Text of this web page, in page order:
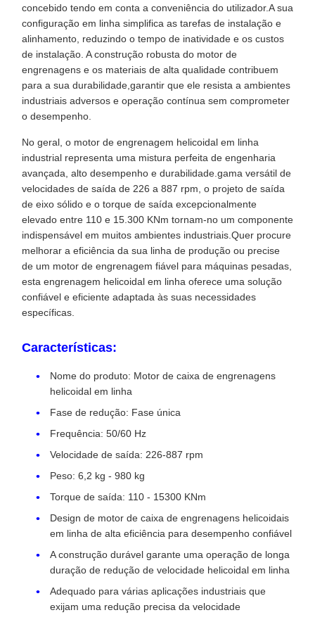
concebido tendo em conta a conveniência do utilizador.A sua
configuração em linha simplifica as tarefas de instalação e
alinhamento, reduzindo o tempo de inatividade e os custos
de instalação. A construção robusta do motor de
engrenagens e os materiais de alta qualidade contribuem
para a sua durabilidade,garantir que ele resista a ambientes
industriais adversos e operação contínua sem comprometer
o desempenho.
No geral, o motor de engrenagem helicoidal em linha
industrial representa uma mistura perfeita de engenharia
avançada, alto desempenho e durabilidade.gama versátil de
velocidades de saída de 226 a 887 rpm, o projeto de saída
de eixo sólido e o torque de saída excepcionalmente
elevado entre 110 e 15.300 KNm tornam-no um componente
indispensável em muitos ambientes industriais.Quer procure
melhorar a eficiência da sua linha de produção ou precise
de um motor de engrenagem fiável para máquinas pesadas,
esta engrenagem helicoidal em linha oferece uma solução
confiável e eficiente adaptada às suas necessidades
específicas.
Características:
Nome do produto: Motor de caixa de engrenagens
helicoidal em linha
Fase de redução: Fase única
Frequência: 50/60 Hz
Velocidade de saída: 226-887 rpm
Peso: 6,2 kg - 980 kg
Torque de saída: 110 - 15300 KNm
Design de motor de caixa de engrenagens helicoidais
em linha de alta eficiência para desempenho confiável
A construção durável garante uma operação de longa
duração de redução de velocidade helicoidal em linha
Adequado para várias aplicações industriais que
exijam uma redução precisa da velocidade